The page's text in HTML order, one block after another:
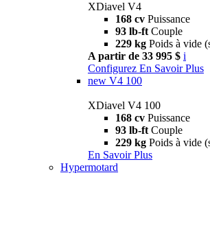
XDiavel V4
168 cv Puissance
93 lb-ft Couple
229 kg Poids à vide
A partir de 33 995 $ i
Configurez En Savoir Plus
new V4 100
XDiavel V4 100
168 cv Puissance
93 lb-ft Couple
229 kg Poids à vide
En Savoir Plus
Hypermotard